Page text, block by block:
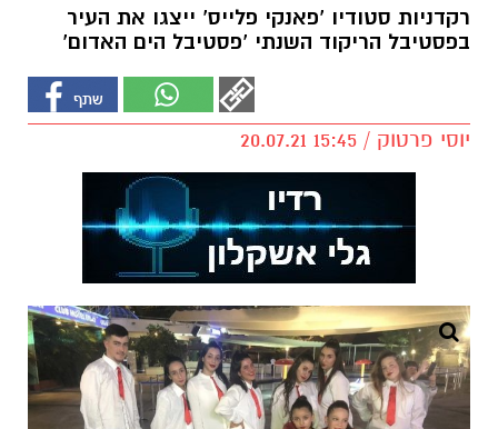
רקדניות סטודיו ‘פאנקי פלייס’ ייצגו את העיר
בפסטיבל הריקוד השנתי ‘פסטיבל הים האדום’
יוסי פרטוק / 15:45 20.07.21